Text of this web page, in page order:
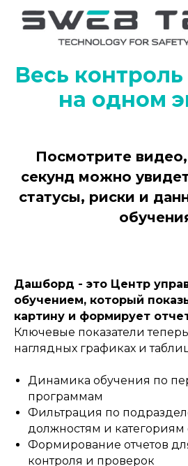
Весь
на одном
Посмотрите видео,
секунд можно
статусы, риски и
Дашборд - это Центр
обучением, который
картину и формирует
Ключевые показатели
наглядных графиках и
Динамика обучения по
программам
Фильтрация по
должностям и категориям
Формирование отчетов
контроля и проверок